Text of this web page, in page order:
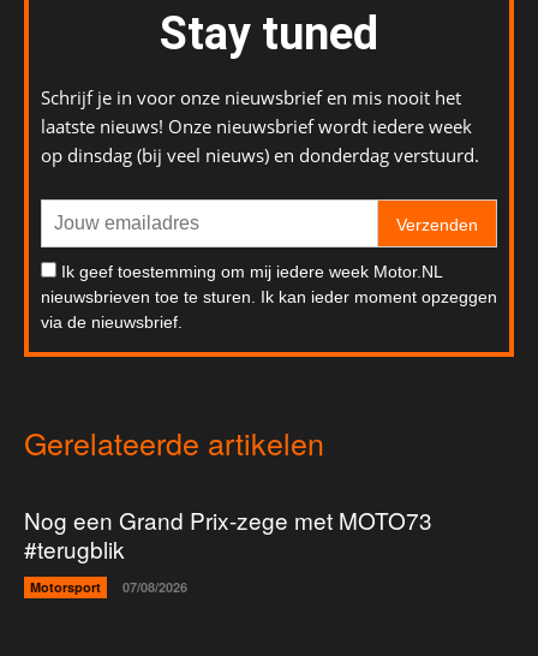
Stay tuned
Schrijf je in voor onze nieuwsbrief en mis nooit het
laatste nieuws! Onze nieuwsbrief wordt iedere week
op dinsdag (bij veel nieuws) en donderdag verstuurd.
Verzenden
Ik geef toestemming om mij iedere week Motor.NL
nieuwsbrieven toe te sturen. Ik kan ieder moment opzeggen
via de nieuwsbrief.
Gerelateerde artikelen
Nog een Grand Prix-zege met MOTO73
#terugblik
Motorsport 07/08/2026